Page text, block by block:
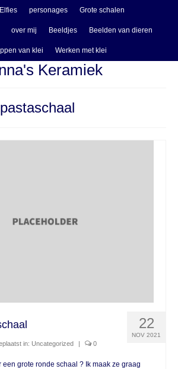
Elfies personages Grote schalen
over mij Beeldjes Beelden van dieren
van klei Werken met klei
Keramiek
22
NOV 2021
in: Uncategorized | 0
een grote ronde schaal ? Ik maak ze graag